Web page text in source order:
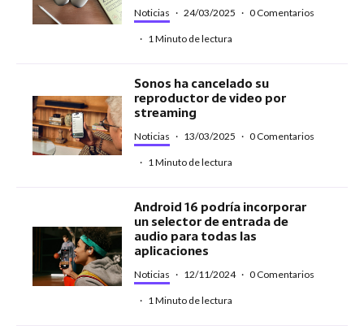
Noticias · 24/03/2025 · 0 Comentarios
· 1 Minuto de lectura
Sonos ha cancelado su
reproductor de video por
streaming
Noticias · 13/03/2025 · 0 Comentarios
· 1 Minuto de lectura
Android 16 podría incorporar
un selector de entrada de
audio para todas las
aplicaciones
Noticias · 12/11/2024 · 0 Comentarios
· 1 Minuto de lectura